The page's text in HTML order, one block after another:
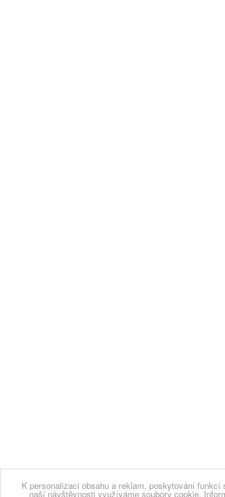
K personalizaci obsahu a reklam, poskytování
naší návštěvnosti využíváme soubory cookie.